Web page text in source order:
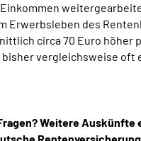
Erwerbsleben des
circa 70 Euro
vergleichsweise oft
Weitere